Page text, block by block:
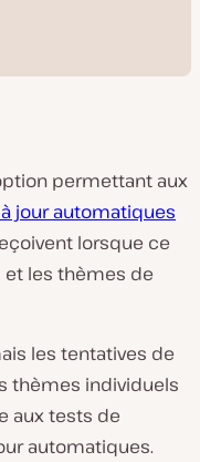
permettant aux
jour automatiques
lorsque ce
les thèmes de
les tentatives de
thèmes individuels
aux tests de
automatiques.